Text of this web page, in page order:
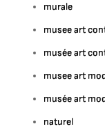
murale
musee art
musée art
musee art
musée art
naturel